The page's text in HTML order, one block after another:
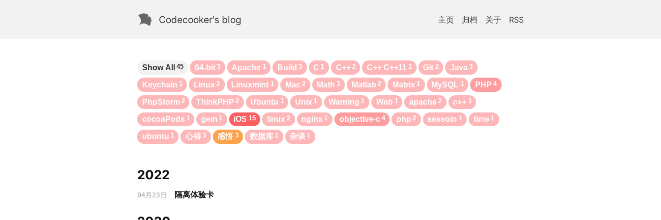
Codecooker's blog 主页 归档 关于 RSS
Show All 45 64-bit 3 Apache 1 Build 3 C 1 C++ 2 C++ C++11 1 Git 2 Java 3
Keychain 1 Linux 2 Linuxmint 1 Mac 2 Math 3 Matlab 2 Matrix 1 MySQL 1 PHP 4
PhpStorm 2 ThinkPHP 2 Ubuntu 1 Unix 1 Warning 1 Web 1 apache 2 c++ 1
cocoaPods 1 gem 1 iOS 15 linux 2 nginx 1 objective-c 4 php 2 sessoin 1 time 1
ubuntu 1 心得 3 感悟 3 数据库 1 杂谈 1
2022
04月23日 隔离体验卡